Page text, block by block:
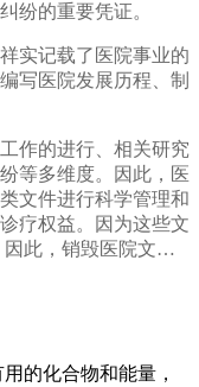
纷的重要凭证。
实记载了医院事业的
写医院发展历程、制
作的进行、相关研究
等多维度。因此，医
文件进行科学管理和
疗权益。因为这些文
此，销毁医院文件
的化合物和能量，